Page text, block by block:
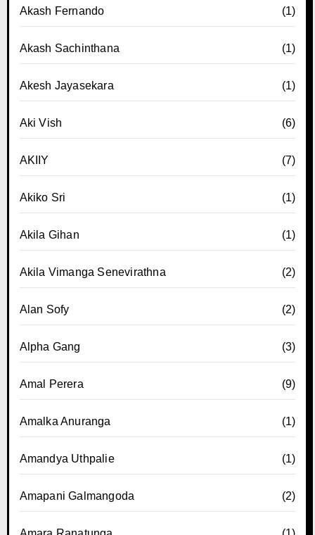
Akash Fernando (1)
Akash Sachinthana (1)
Akesh Jayasekara (1)
Aki Vish (6)
AKIIY (7)
Akiko Sri (1)
Akila Gihan (1)
Akila Vimanga Senevirathna (2)
Alan Sofy (2)
Alpha Gang (3)
Amal Perera (9)
Amalka Anuranga (1)
Amandya Uthpalie (1)
Amapani Galmangoda (2)